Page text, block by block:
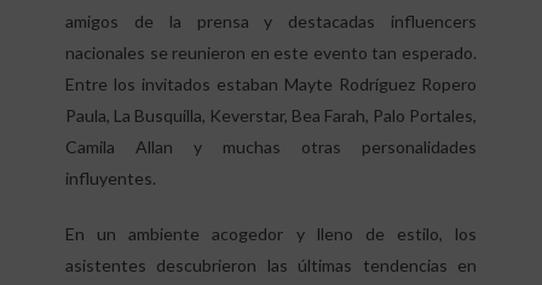
amigos de la prensa y destacadas influencers
nacionales se reunieron en este evento tan esperado.
Entre los invitados estaban Mayte Rodríguez Ropero
Paula, La Busquilla, Keverstar, Bea Farah, Palo Portales,
Camila Allan y muchas otras personalidades
influyentes.
En un ambiente acogedor y lleno de estilo, los
asistentes descubrieron las últimas tendencias en